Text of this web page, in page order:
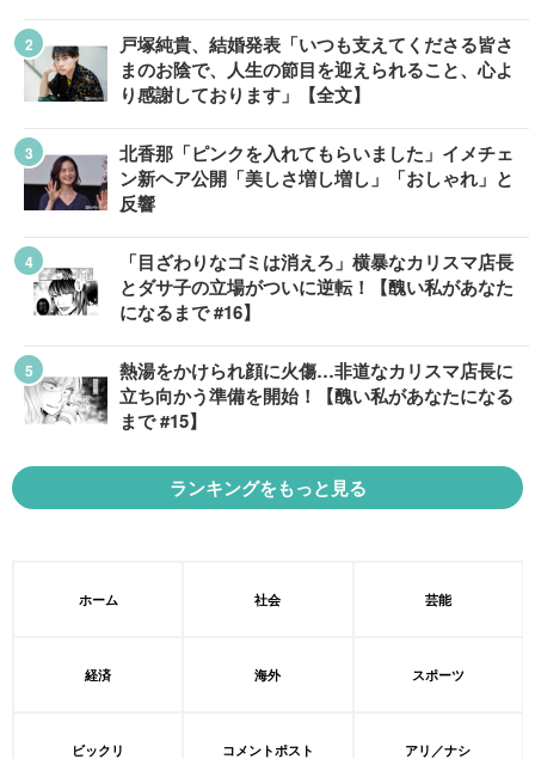
戸塚純貴、結婚発表「いつも支えてくださる皆さ
まのお陰で、人生の節目を迎えられること、心よ
り感謝しております」【全文】
北香那「ピンクを入れてもらいました」イメチェ
ン新ヘア公開「美しさ増し増し」「おしゃれ」と
反響
「目ざわりなゴミは消えろ」横暴なカリスマ店長
とダサ子の立場がついに逆転！【醜い私があなた
になるまで #16】
熱湯をかけられ顔に火傷…非道なカリスマ店長に
立ち向かう準備を開始！【醜い私があなたになる
まで #15】
ランキングをもっと見る
ホーム 社会 芸能
経済 海外 スポーツ
ビックリ コメントポスト アリ／ナシ